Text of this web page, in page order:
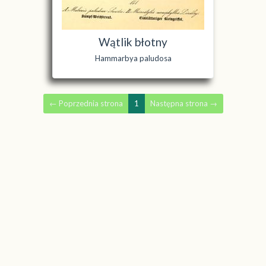
Wątlik błotny
Hammarbya paludosa
← Poprzednia strona 1 Następna strona →